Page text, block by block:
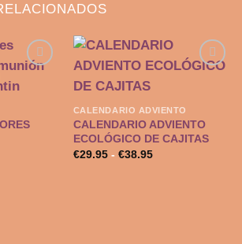
lista de
lista de
deseos
CALENDARIO ADVIENTO
CALENDARIO ADVIENTO
ECOLÓGICO DE CAJITAS
€29.95 - €38.95Rango